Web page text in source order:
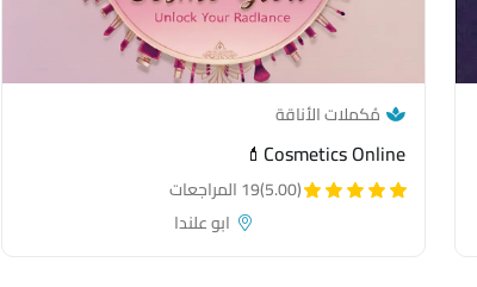
مُكملات الأناقة— category link
Cosmetics Online💄
(5.00)
19 المراجعات
ابو علندا